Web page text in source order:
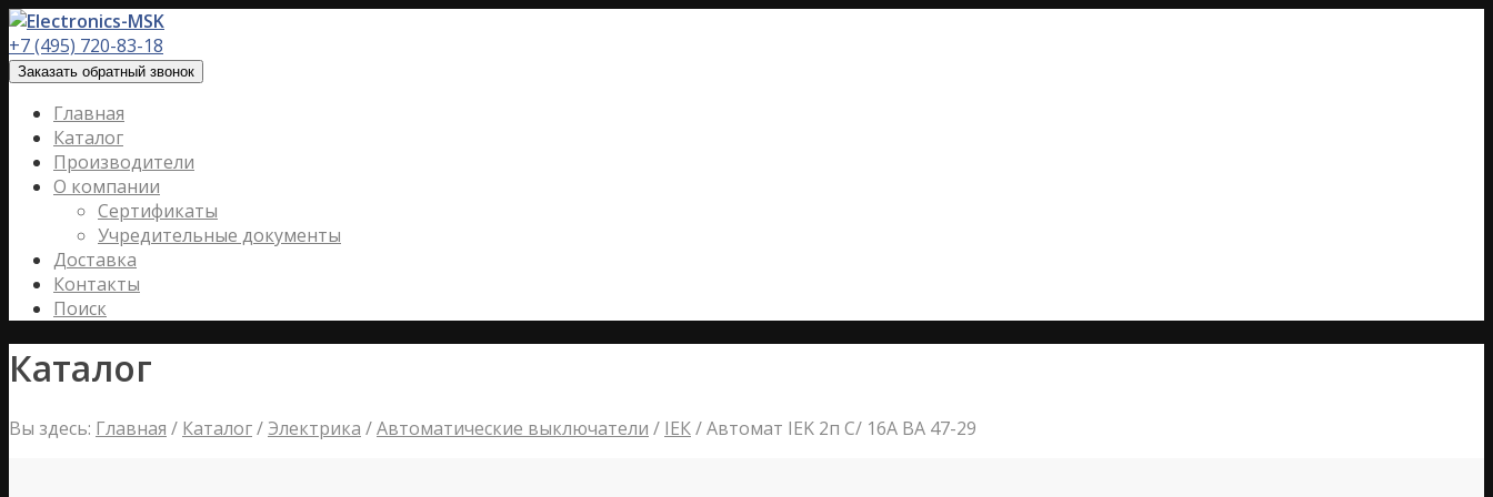
+7 (495) 720-83-18
Заказать обратный звонок
Главная
Каталог
Производители
О компании
Сертификаты
Учредительные документы
Доставка
Контакты
Поиск
Каталог
Вы здесь: Главная / Каталог/ Электрика /Автоматические выключатели / IЕК/Автомат IEK 2п C/ 16А ВА 47-29